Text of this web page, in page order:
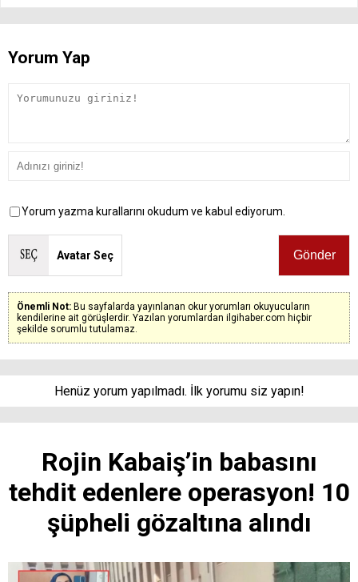
Yorum Yap
Yorum yazma kurallarını okudum ve kabul ediyorum.
Avatar Seç
Önemli Not: Bu sayfalarda yayınlanan okur yorumları okuyucuların
kendilerine ait görüşlerdir. Yazılan yorumlardan ilgihaber.com hiçbir
şekilde sorumlu tutulamaz.
Henüz yorum yapılmadı. İlk yorumu siz yapın!
Rojin Kabaiş’in babasını
tehdit edenlere operasyon! 10
şüpheli gözaltına alındı